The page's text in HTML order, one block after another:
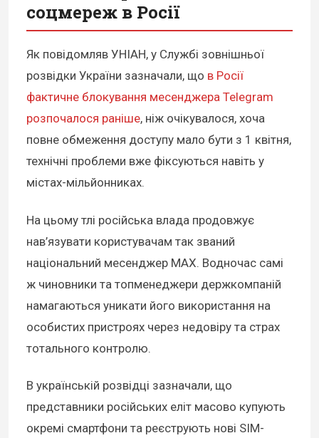
соцмереж в Росії
Як повідомляв УНІАН, у Службі зовнішньої
розвідки України зазначали, що в Росії
фактичне блокування месенджера Telegram
розпочалося раніше, ніж очікувалося, хоча
повне обмеження доступу мало бути з 1 квітня,
технічні проблеми вже фіксуються навіть у
містах-мільйонниках.
На цьому тлі російська влада продовжує
нав’язувати користувачам так званий
національний месенджер MAX. Водночас самі
ж чиновники та топменеджери держкомпаній
намагаються уникати його використання на
особистих пристроях через недовіру та страх
тотального контролю.
В українській розвідці зазначали, що
представники російських еліт масово купують
окремі смартфони та реєструють нові SIM-